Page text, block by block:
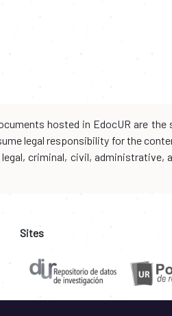
hosted in EdocUR are
legal responsibility for the
criminal, civil,
Sites